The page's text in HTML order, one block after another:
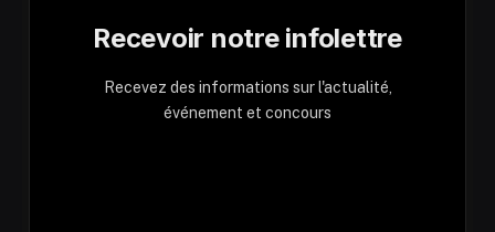
Recevoir notre infolettre
Recevez des informations sur l'actualité,
événement et concours